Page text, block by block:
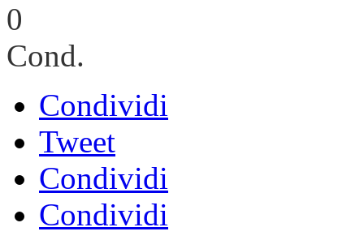
0
Cond.
Condividi
Tweet
Condividi
Condividi